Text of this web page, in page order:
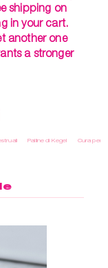
shipping on
in your cart.
another one
a stronger
Palline di Kegel Cura